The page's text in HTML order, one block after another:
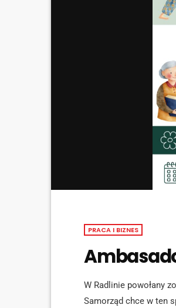
PRACA I BIZNES
W Radlinie powołany
Samorząd chce w ten